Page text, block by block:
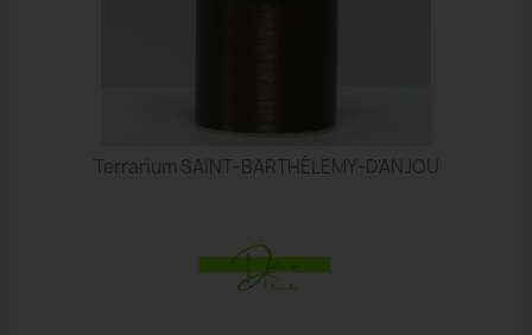
Terrarium SAINT-BARTHÉLEMY-D'ANJOU